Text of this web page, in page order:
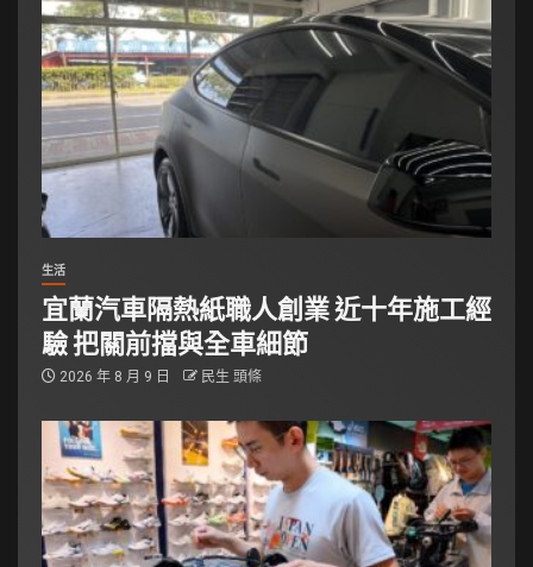
生活
宜蘭汽車隔熱紙職人創業 近十年施工經
驗 把關前擋與全車細節
2026 年 8 月 9 日 民生 頭條